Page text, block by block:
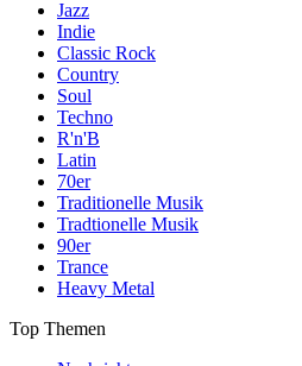
Jazz
Indie
Classic Rock
Country
Soul
Techno
R'n'B
Latin
70er
Traditionelle Musik
Tradtionelle Musik
90er
Trance
Heavy Metal
Top Themen